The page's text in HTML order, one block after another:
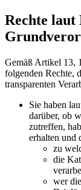
Rechte laut
Gemäß Artikel 13,
folgenden Rechte,
transparenten
Sie haben
darüber, ob
zutreffen,
erhalten und
zu
die
wer